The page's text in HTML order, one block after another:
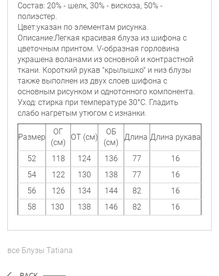
Состав: 20% - шелк, 30% - вискоза, 50% -
полиэстер.
Цвет:указан по элементам рисунка.
Описание:Легкая красивая блуза из шифона с
цветочным принтом. V-образная горловина
украшена воланами из основной и контрастной
ткани. Короткий рукав "крылышко" и низ блузы
также выполнен из двух слоев шифона с
основным рисунком и однотонного компонента.
Уход: стирка при температуре 30°C. Гладить
слабо нагретым утюгом с изнанки.
Размер
ОГ
(см)
ОТ (см)
ОБ
(см)
Длина Длина рукава
52 118 124 136 77
16
54
122 130 138 77
16
56
126 134 144 82
16
58
130 138 146 82 16
все Блузы Tatiana